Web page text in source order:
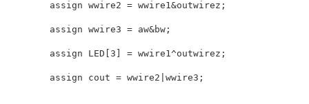
        assign wwire2 = wwire1&outwirez;
        assign wwire3 = aw&bw;
        assign LED[3] = wwire1^outwirez;
        assign cout = wwire2|wwire3;